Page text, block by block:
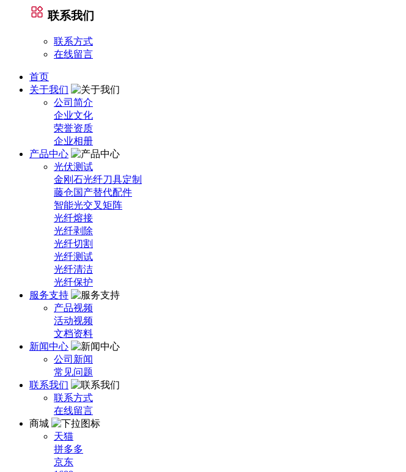
联系我们
联系方式
在线留言
首页
关于我们
公司简介
企业文化
荣誉资质
企业相册
产品中心
光伏测试
金刚石光纤刀具定制
藤仓国产替代配件
智能光交叉矩阵
光纤熔接
光纤剥除
光纤切割
光纤测试
光纤清洁
光纤保护
服务支持
产品视频
活动视频
文档资料
新闻中心
公司新闻
常见问题
联系我们
联系方式
在线留言
商城
天猫
拼多多
京东